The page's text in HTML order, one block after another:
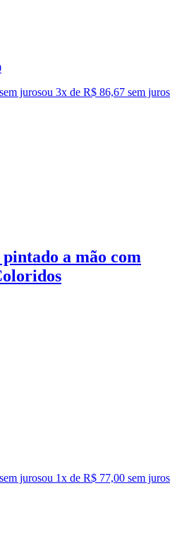
jurosou 3x de R$ 86,67 sem juros
a mão com
jurosou 1x de R$ 77,00 sem juros